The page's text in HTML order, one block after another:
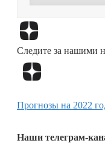
Следите за нашими
Наши телеграм-
Прогнозы на 2022